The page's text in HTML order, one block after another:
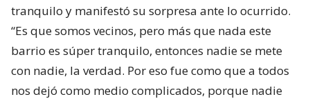
tranquilo y manifestó su sorpresa ante lo ocurrido.
“Es que somos vecinos, pero más que nada este
barrio es súper tranquilo, entonces nadie se mete
con nadie, la verdad. Por eso fue como que a todos
nos dejó como medio complicados, porque nadie